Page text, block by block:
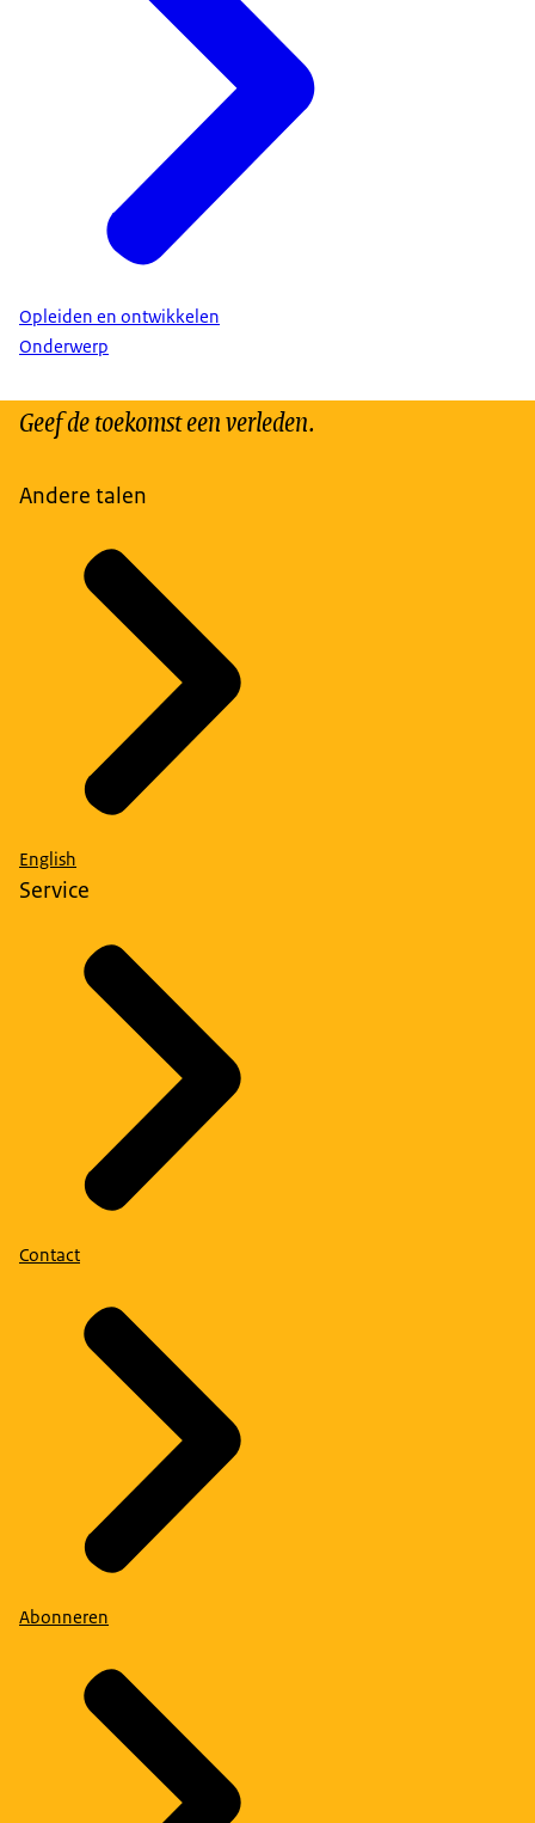
Opleiden en ontwikkelen
Onderwerp
Geef de toekomst een verleden.
Andere talen
English
Service
Contact
Abonneren